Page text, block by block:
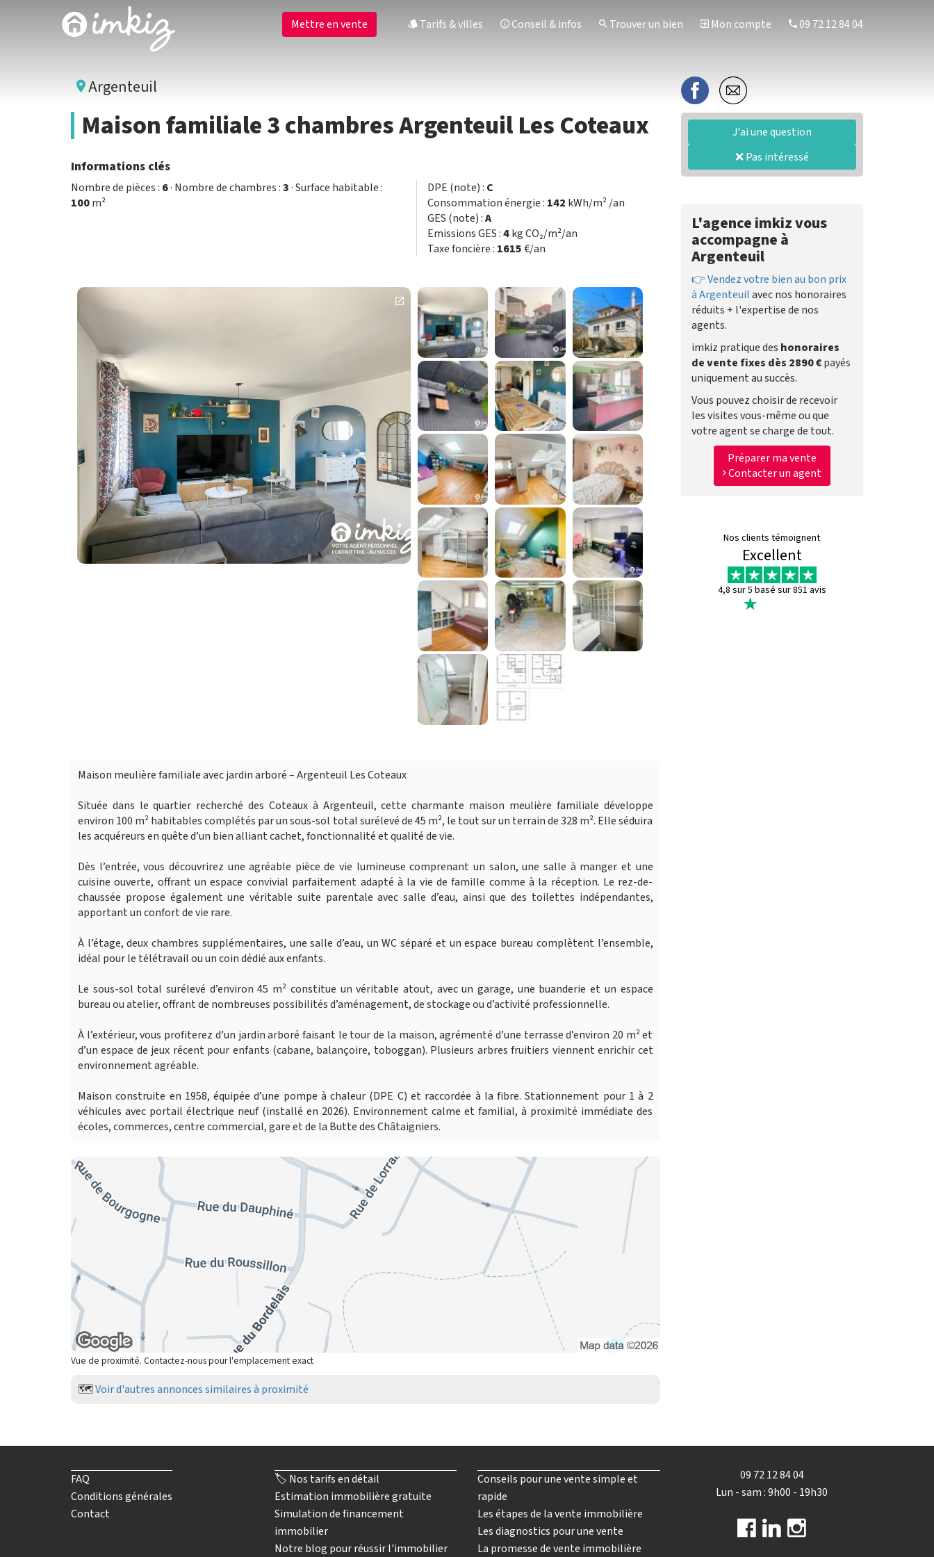
Mettre en vente Tarifs & villes Conseil & infos Trouver un bien Mon compte 09 72 12 84 04
Argenteuil
Maison familiale 3 chambres Argenteuil Les Coteaux
Informations clés
Nombre de pièces : 6· Nombre de chambres :3· Surface habitable :
100m²
DPE (note) : C
Consommation énergie : 142 kWh/m² /an
GES (note) :A
Emissions GES :4kg CO₂/m²/an
Taxe foncière : 1615€/an
Maison meulière familiale avec jardin arboré – Argenteuil Les Coteaux
Située dans le quartier recherché des Coteaux à Argenteuil, cette charmante maison meulière familiale développe
environ 100 m² habitables complétés par un sous-sol total surélevé de 45 m², le tout sur un terrain de 328 m². Elle séduira
les acquéreurs en quête d’un bien alliant cachet, fonctionnalité et qualité de vie.
Dès l’entrée, vous découvrirez une agréable pièce de vie lumineuse comprenant un salon, une salle à manger et une
cuisine ouverte, offrant un espace convivial parfaitement adapté à la vie de famille comme à la réception. Le rez-de-
chaussée propose également une véritable suite parentale avec salle d’eau, ainsi que des toilettes indépendantes,
apportant un confort de vie rare.
À l’étage, deux chambres supplémentaires, une salle d’eau, un WC séparé et un espace bureau complètent l’ensemble,
idéal pour le télétravail ou un coin dédié aux enfants.
Le sous-sol total surélevé d’environ 45 m² constitue un véritable atout, avec un garage, une buanderie et un espace
bureau ou atelier, offrant de nombreuses possibilités d’aménagement, de stockage ou d’activité professionnelle.
À l’extérieur, vous profiterez d’un jardin arboré faisant le tour de la maison, agrémenté d’une terrasse d’environ 20 m² et
d’un espace de jeux récent pour enfants (cabane, balançoire, toboggan). Plusieurs arbres fruitiers viennent enrichir cet
environnement agréable.
Maison construite en 1958, équipée d’une pompe à chaleur (DPE C) et raccordée à la fibre. Stationnement pour 1 à 2
véhicules avec portail électrique neuf (installé en 2026). Environnement calme et familial, à proximité immédiate des
écoles, commerces, centre commercial, gare et de la Butte des Châtaigniers.
Vue de proximité. Contactez-nous pour l'emplacement exact
🗺️Voir d'autres annonces similaires à proximité
J'ai une question
❌ Pas intéressé
L'agence imkiz vous
accompagne à
Argenteuil
👉 Vendez votre bien au bon prix
à Argenteuilavec nos honoraires
réduits + l'expertise de nos
agents.
imkiz pratique des honoraires
de vente fixes dès 2890 €payés
uniquement au succès.
Vous pouvez choisir de recevoir
les visites vous-même ou que
votre agent se charge de tout.
Préparer ma vente
Contacter un agent
Nos clients témoignent
Excellent
4,8 sur 5 basé sur 851 avis
FAQ
Conditions générales
Contact
🏷️ Nos tarifs en détail
Estimation immobilière gratuite
Simulation de financement
immobilier
Notre blog pour réussir l'immobilier
Conseils pour une vente simple et
rapide
Les étapes de la vente immobilière
Les diagnostics pour une vente
La promesse de vente immobilière
09 72 12 84 04
Lun - sam : 9h00 - 19h30